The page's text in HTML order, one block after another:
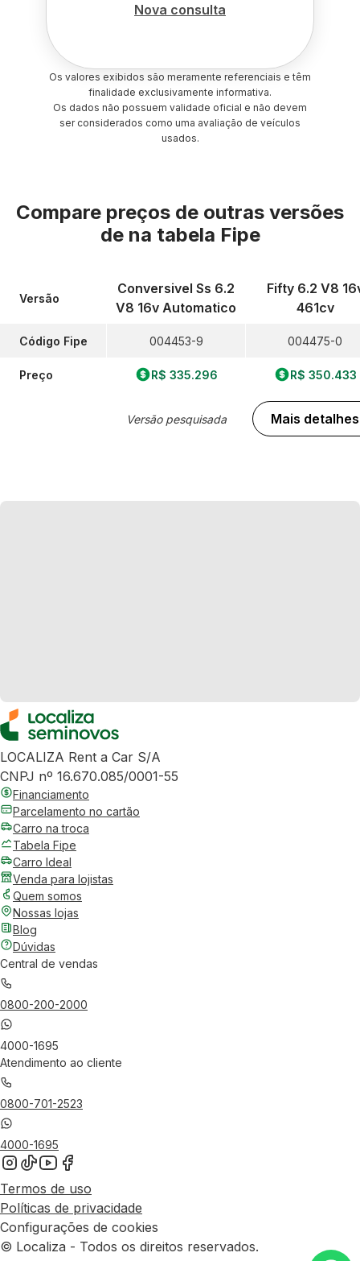
Nova consulta
Os valores exibidos são meramente referenciais e têm
finalidade exclusivamente informativa.
Os dados não possuem validade oficial e não devem
ser considerados como uma avaliação de veículos
usados.
Compare preços de outras versões
de na tabela Fipe
Versão
Código Fipe
Preço
Conversivel Ss 6.2
V8 16v Automatico
004453-9
R$ 335.296
Versão pesquisada
Fifty 6.2 V8
461cv
004475-0
R$ 350.433
Mais detalhes
LOCALIZA Rent a Car S/A
CNPJ nº 16.670.085/0001-55
Financiamento
Parcelamento no cartão
Carro na troca
Tabela Fipe
Carro Ideal
Venda para lojistas
Quem somos
Nossas lojas
Blog
Dúvidas
Central de vendas
0800-200-2000
4000-1695
Atendimento ao cliente
0800-701-2523
4000-1695
Termos de uso
Políticas de privacidade
Configurações de cookies
© Localiza - Todos os direitos reservados.